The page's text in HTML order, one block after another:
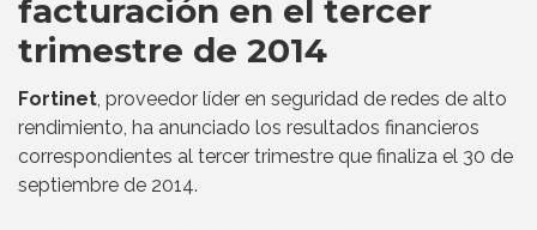
facturación en el tercer
trimestre de 2014
Fortinet, proveedor líder en seguridad de redes de alto
rendimiento, ha anunciado los resultados financieros
correspondientes al tercer trimestre que finaliza el 30 de
septiembre de 2014.